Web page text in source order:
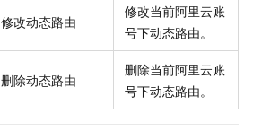
修改动态路由
修改当前阿里云账
号下动态路由。
删除动态路由
删除当前阿里云账
号下动态路由。